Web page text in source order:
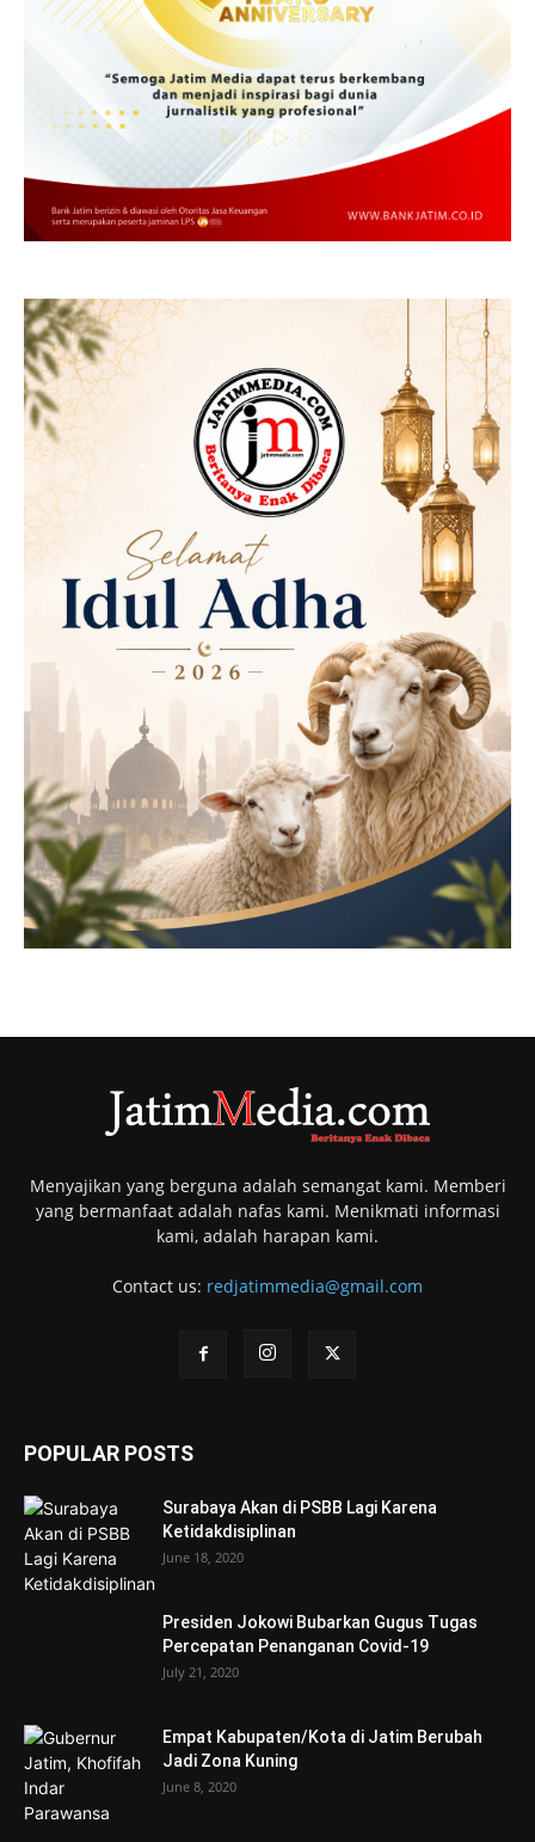
Menyajikan yang berguna adalah semangat kami. Memberi
yang bermanfaat adalah nafas kami. Menikmati informasi
kami, adalah harapan kami.
Contact us: redjatimmedia@gmail.com
POPULAR POSTS
Surabaya Akan di PSBB Lagi Karena
Ketidakdisiplinan
June 18, 2020
Presiden Jokowi Bubarkan Gugus Tugas
Percepatan Penanganan Covid-19
July 21, 2020
Empat Kabupaten/Kota di Jatim Berubah
Jadi Zona Kuning
June 8, 2020